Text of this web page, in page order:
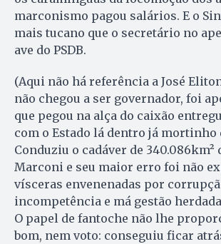
marconismo pagou salários. E o
mais tucano que o secretário no
ave do PSDB.
(Aqui não há referência a José
não chegou a ser governador, foi
que pegou na alça do caixão
com o Estado lá dentro já mortinho
Conduziu o cadáver de 340.086km²
Marconi e seu maior erro foi não
vísceras envenenadas por
incompetência e má gestão
O papel de fantoche não lhe
bom, nem voto: conseguiu ficar